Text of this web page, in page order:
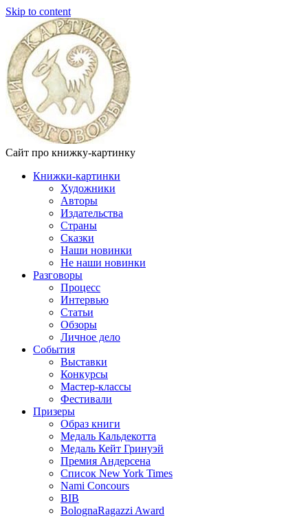
Skip to content
Сайт про книжку-картинку
Книжки-картинки
Художники
Авторы
Издательства
Страны
Сказки
Наши новинки
Не наши новинки
Разговоры
Процесс
Интервью
Статьи
Обзоры
Личное дело
События
Выставки
Конкурсы
Мастер-классы
Фестивали
Призеры
Образ книги
Медаль Кальдекотта
Медаль Кейт Гринуэй
Премия Андерсена
Список New York Times
Nami Concours
BIB
BolognaRagazzi Award